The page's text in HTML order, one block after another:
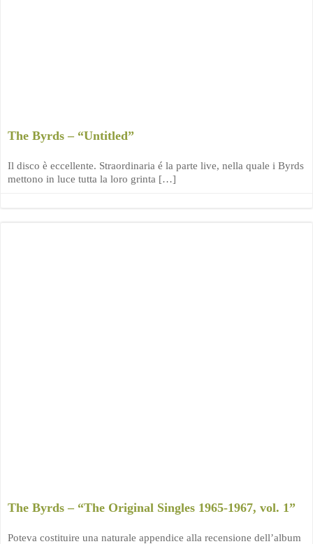
The Byrds – “Untitled”
Il disco è eccellente. Straordinaria é la parte live, nella quale i Byrds
mettono in luce tutta la loro grinta […]
The Byrds – “The Original Singles 1965-1967, vol. 1”
Poteva costituire una naturale appendice alla recensione dell’album